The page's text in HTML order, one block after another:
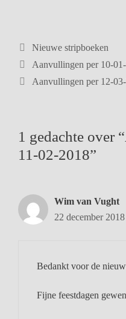
Nieuwe stripboeken
Aanvullingen per 10-
Aanvullingen per 12-
1 gedachte over
11-02-2018”
Wim van Vught
22 december
Bedankt voor de
Fijne feestdagen